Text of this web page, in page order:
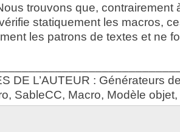
trouvons que, contrairement
statiquement les macros,
les patrons de textes et ne
DE L’AUTEUR : Générateurs
SableCC, Macro, Modèle